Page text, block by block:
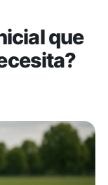
que